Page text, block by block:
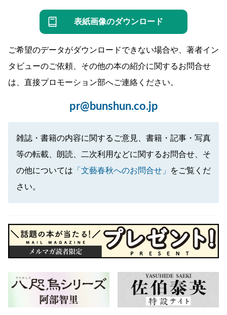
表紙画像のダウンロード
ご希望のデータがダウンロードできない場合や、著者イン
タビューのご依頼、その他の本の紹介に関するお問合せ
は、直接プロモーション部へご連絡ください。
pr@bunshun.co.jp
雑誌・書籍の内容に関するご意見、書籍・記事・写真
等の転載、朗読、二次利用などに関するお問合せ、そ
の他については 「文藝春秋へのお問合せ」
をご覧くだ
さい。